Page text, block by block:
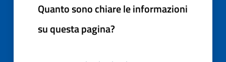
Quanto sono chiare le informazioni
su questa pagina?